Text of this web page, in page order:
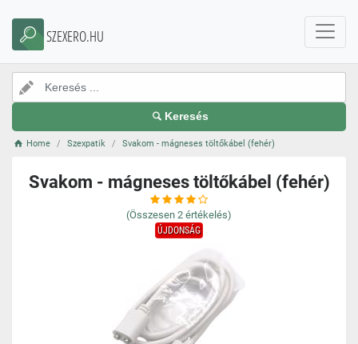
SZEXERO.HU
Keresés
Home Szexpatik Svakom - mágneses töltőkábel (fehér)
Svakom - mágneses töltőkábel (fehér)
(Összesen 2 értékelés)
ÚJDONSÁG